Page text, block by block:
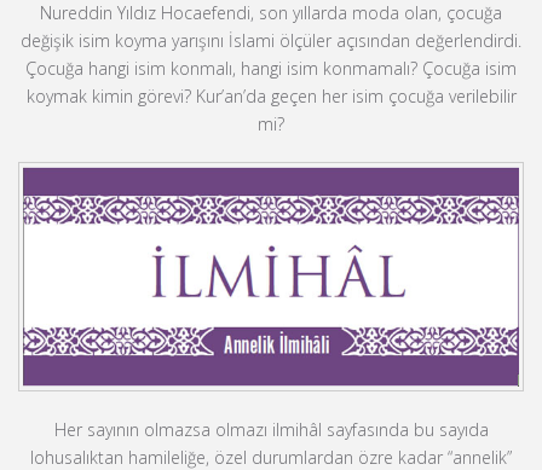
Nureddin Yıldız Hocaefendi, son yıllarda moda olan, çocuğa
değişik isim koyma yarışını İslami ölçüler açısından değerlendirdi.
Çocuğa hangi isim konmalı, hangi isim konmamalı? Çocuğa isim
koymak kimin görevi? Kur’an’da geçen her isim çocuğa verilebilir
mi?
Her sayının olmazsa olmazı ilmihâl sayfasında bu sayıda
lohusalıktan hamileliğe, özel durumlardan özre kadar “annelik”